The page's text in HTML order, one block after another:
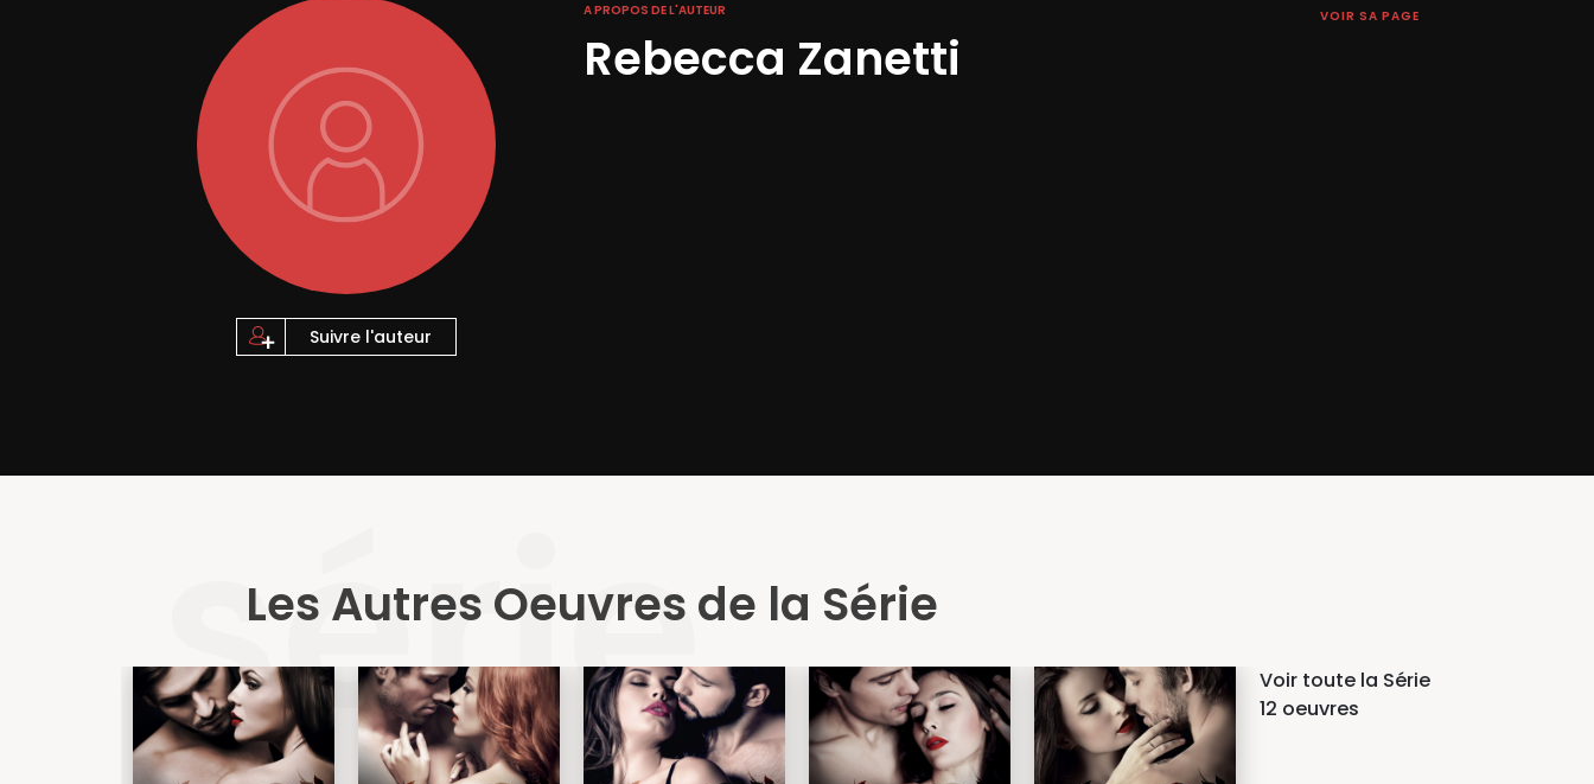
Suivre l'auteur
A PROPOS DE L'AUTEUR VOIR SA PAGE
Rebecca Zanetti
Les Autres Oeuvres de la Série
série
Voir toute la Série
12 oeuvres